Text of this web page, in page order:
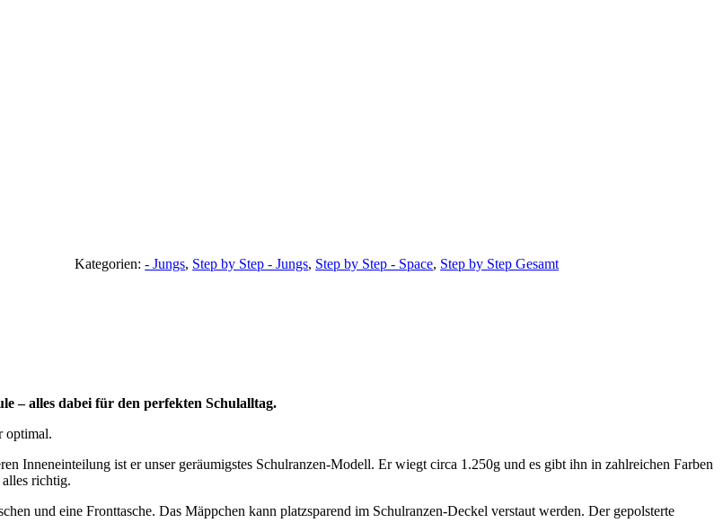
Kategorien:- Jungs, Step by Step - Jungs, Step by Step - Space, Step by Step Gesamt
– alles dabei für den perfekten Schulalltag.
optimal.
Inneneinteilung ist er unser geräumigstes Schulranzen-Modell. Er wiegt circa 1.250g und es gibt ihn in zahlreichen Farben
richtig.
und eine Fronttasche. Das Mäppchen kann platzsparend im Schulranzen-Deckel verstaut werden. Der gepolsterte